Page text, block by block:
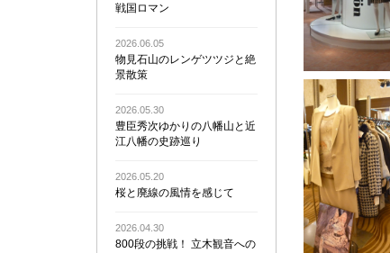
戦国ロマン
2026.06.05
物見石山のレンゲツツジと絶
景散策
2026.05.30
豊臣秀次ゆかりの八幡山と近
江八幡の史跡巡り
2026.05.20
桜と廃線の風情を感じて
2026.04.30
800段の挑戦！ 立木観音への